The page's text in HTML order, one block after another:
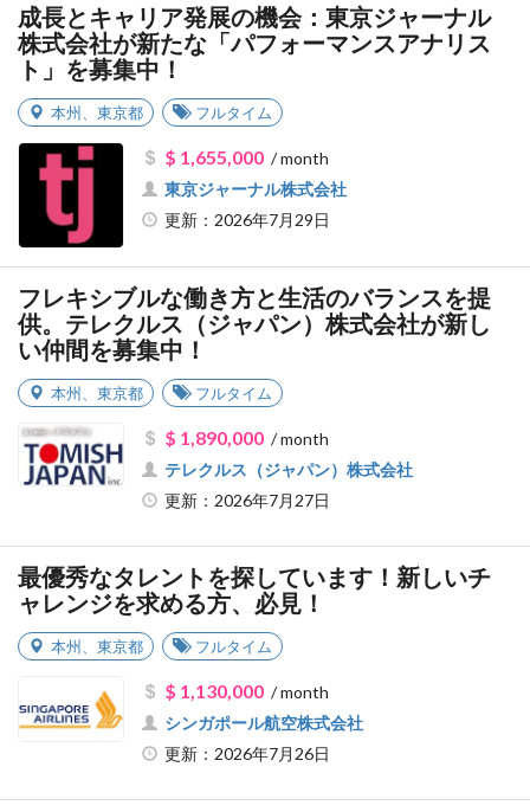
成長とキャリア発展の機会：東京ジャーナル
株式会社が新たな「パフォーマンスアナリス
ト」を募集中！
本州 東京都 フルタイム
$ 1,655,000/ month
東京ジャーナル株式会社
更新：2026年7月29日
フレキシブルな働き方と生活のバランスを提
供。テレクルス（ジャパン）株式会社が新し
い仲間を募集中！
本州 東京都 フルタイム
$ 1,890,000/ month
テレクルス（ジャパン）株式会社
更新：2026年7月27日
最優秀なタレントを探しています！新しいチ
ャレンジを求める方、必見！
本州 東京都 フルタイム
$ 1,130,000/ month
シンガポール航空株式会社
更新：2026年7月26日